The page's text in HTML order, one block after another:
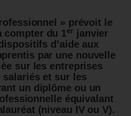
» prévoit le
compter du 1er janvier
d’aide aux
par une nouvelle
sur les entreprises
salariés et sur les
un diplôme ou un
équivalant
(niveau IV ou V).